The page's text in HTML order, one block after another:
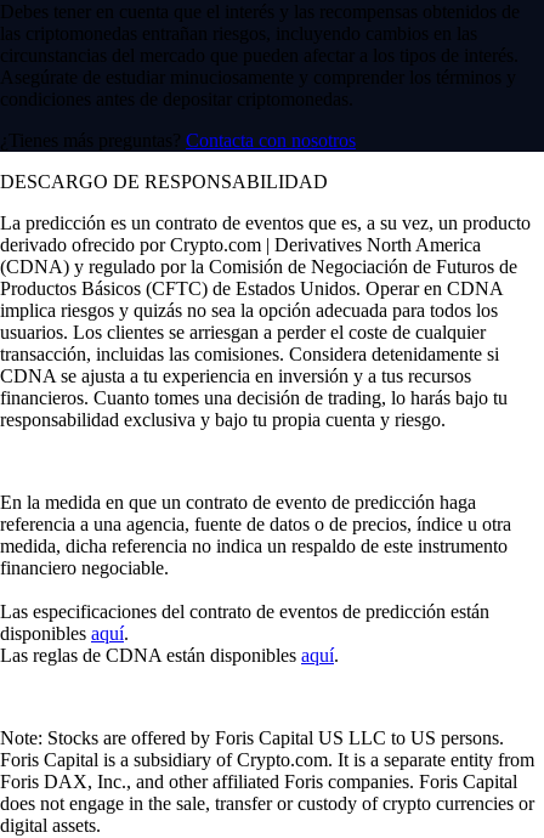
Debes tener en cuenta que el interés y las recompensas obtenidos de
las criptomonedas entrañan riesgos, incluyendo cambios en las
circunstancias del mercado que pueden afectar a los tipos de interés.
Asegúrate de estudiar minuciosamente y comprender los términos y
condiciones antes de depositar criptomonedas.
¿Tienes más preguntas? Contacta con nosotros
DESCARGO DE RESPONSABILIDAD
La predicción es un contrato de eventos que es, a su vez, un producto
derivado ofrecido por Crypto.com | Derivatives North America
(CDNA) y regulado por la Comisión de Negociación de Futuros de
Productos Básicos (CFTC) de Estados Unidos. Operar en CDNA
implica riesgos y quizás no sea la opción adecuada para todos los
usuarios. Los clientes se arriesgan a perder el coste de cualquier
transacción, incluidas las comisiones. Considera detenidamente si
CDNA se ajusta a tu experiencia en inversión y a tus recursos
financieros. Cuanto tomes una decisión de trading, lo harás bajo tu
responsabilidad exclusiva y bajo tu propia cuenta y riesgo.
En la medida en que un contrato de evento de predicción haga
referencia a una agencia, fuente de datos o de precios, índice u otra
medida, dicha referencia no indica un respaldo de este instrumento
financiero negociable.
Las especificaciones del contrato de eventos de predicción están
disponibles aquí.
Las reglas de CDNA están disponibles aquí.
Note: Stocks are offered by Foris Capital US LLC to US persons.
Foris Capital is a subsidiary of Crypto.com. It is a separate entity from
Foris DAX, Inc., and other affiliated Foris companies. Foris Capital
does not engage in the sale, transfer or custody of crypto currencies or
digital assets.